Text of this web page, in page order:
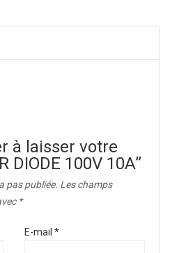
à laisser votre
DIODE 100V 10A”
pas publiée. Les champs
*
E-mail *